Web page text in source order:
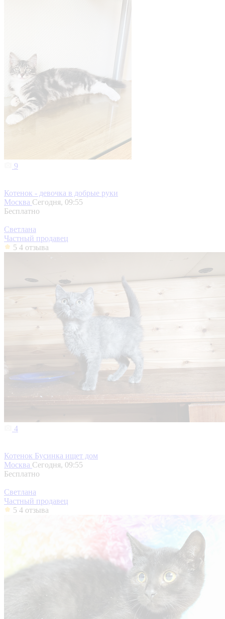
9
Котенок - девочка в добрые руки
Москва Сегодня, 09:55
Бесплатно
Светлана
Частный продавец
5 4 отзыва
4
Котенок Бусинка ищет дом
Москва Сегодня, 09:55
Бесплатно
Светлана
Частный продавец
5 4 отзыва